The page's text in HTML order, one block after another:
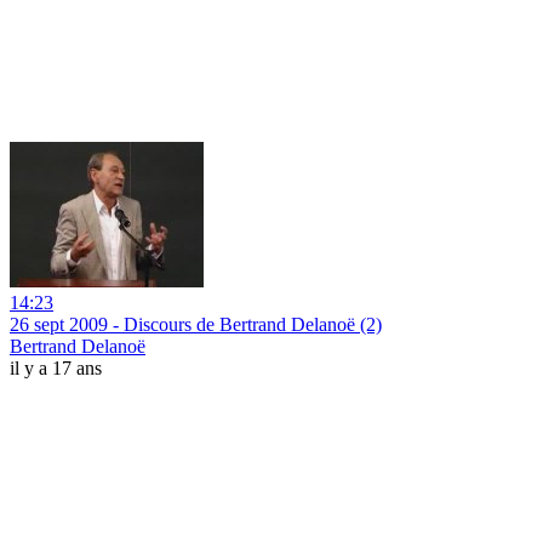
14:23
26 sept 2009 - Discours de Bertrand Delanoë (2)
Bertrand Delanoë
il y a 17 ans